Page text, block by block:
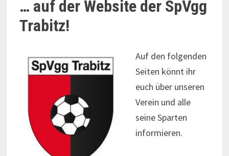
… auf der Website der SpVgg
Trabitz!
Auf den folgenden
Seiten könnt ihr
euch über unseren
Verein und alle
seine Sparten
informieren.